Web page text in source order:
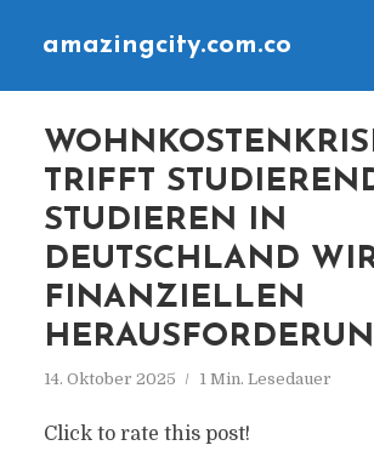
amazingcity.com.co
TRIFFT
STUDIEREN IN
DEUTSCHLAND
FINANZIELLEN
14. Oktober 2025 1 Min. Lesedauer
Click to rate this post!